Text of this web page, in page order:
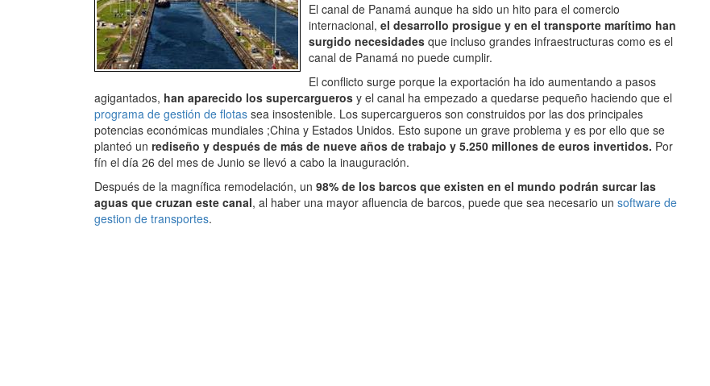
El canal de Panamá aunque ha sido un hito para el comercio
internacional, el desarrollo prosigue y en el transporte marítimo han
surgido necesidades que incluso grandes infraestructuras como es el
canal de Panamá no puede cumplir.
El conflicto surge porque la exportación ha ido aumentando a pasos
agigantados, han aparecido los supercargueros y el canal ha empezado a quedarse pequeño haciendo que el
programa de gestión de flotas sea insostenible. Los supercargueros son construidos por las dos principales
potencias económicas mundiales ;China y Estados Unidos. Esto supone un grave problema y es por ello que se
planteó un rediseño y después de más de nueve años de trabajo y 5.250 millones de euros invertidos. Por
fín el día 26 del mes de Junio se llevó a cabo la inauguración.
Después de la magnífica remodelación, un 98% de los barcos que existen en el mundo podrán surcar las
aguas que cruzan este canal, al haber una mayor afluencia de barcos, puede que sea necesario un software de
gestion de transportes.